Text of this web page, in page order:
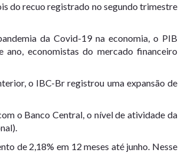
do recuo registrado no segundo trimestre
da Covid-19 na economia, o PIB
economistas do mercado financeiro
o IBC-Br registrou uma expansão de
o Banco Central, o nível de atividade da
de 2,18% em 12 meses até junho. Nesse